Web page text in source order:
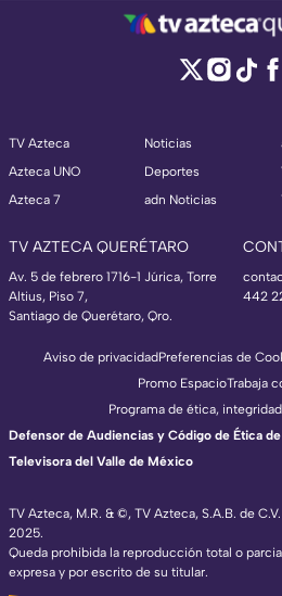
TV Azteca
Azteca UNO
Azteca 7
Noticias
Deportes
adn Noticias
TV AZTECA QUERÉTARO
Av. 5 de febrero 1716-1 Júrica, Torre
Altius, Piso 7,
Santiago de Querétaro, Qro.
442
TV Azteca, M.R. & ©, TV Azteca, S.A.B. de
2025.
Queda prohibida la reproducción total o
expresa y por escrito de su titular.
Aviso de privacidadPreferencias de
Promo EspacioTrabaja
Programa de ética,
Defensor de Audiencias y Código de Ética
Televisora del Valle de México